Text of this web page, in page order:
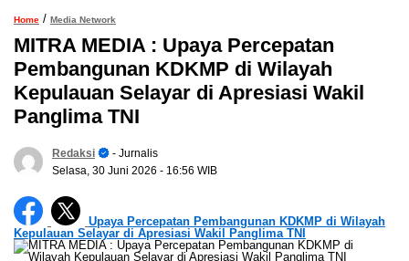
Home / Media Network
MITRA MEDIA : Upaya Percepatan
Pembangunan KDKMP di Wilayah
Kepulauan Selayar di Apresiasi Wakil
Panglima TNI
Redaksi
- Jurnalis
Selasa, 30 Juni 2026 - 16:56 WIB
Upaya Percepatan Pembangunan KDKMP di Wilayah
Kepulauan Selayar di Apresiasi Wakil Panglima TNI